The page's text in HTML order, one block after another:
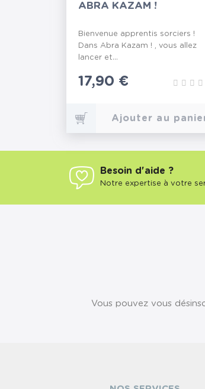
ABRA KAZAM !
Bienvenue apprentis sorciers !
Dans Abra Kazam ! , vous allez
lancer et...
Prix
17,90 €
Ajouter au
Besoin d'aide ?
Notre expertise à votre
Vous pouvez vous